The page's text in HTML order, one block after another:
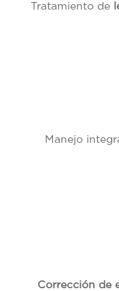
Tratamiento de
Manejo
Corrección de